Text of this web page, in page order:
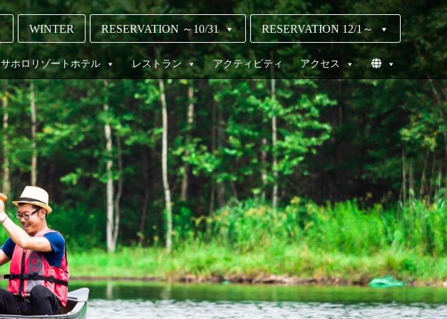
WINTER RESERVATION ～10/31 RESERVATION 12/1～
サホロリゾートホテル レストラン アクティビティ アクセス